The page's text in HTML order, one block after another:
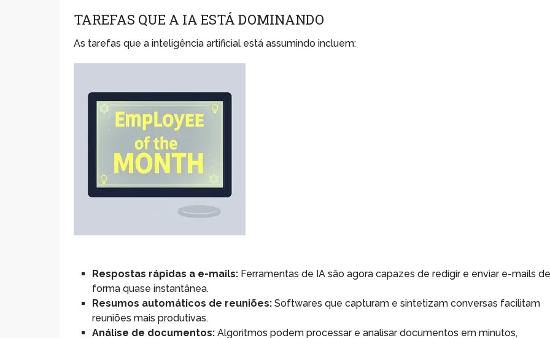
TAREFAS QUE A IA ESTÁ DOMINANDO
As tarefas que a inteligência artificial está assumindo incluem:
Respostas rápidas a e-mails: Ferramentas de IA são agora capazes de redigir e enviar e-mails
forma quase instantânea.
Resumos automáticos de reuniões: Softwares que capturam e sintetizam conversas facilitam
reuniões mais produtivas.
Análise de documentos: Algoritmos podem processar e analisar documentos em minutos,